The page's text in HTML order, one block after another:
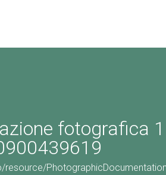
fotografica
resource/